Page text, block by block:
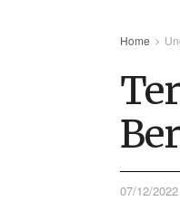
Home
07/12/2022